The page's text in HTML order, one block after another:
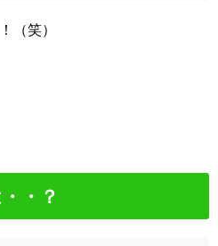
（笑）
・？